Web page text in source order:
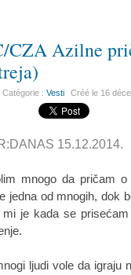
CZA Azilne
Catégorie :Vesti Créé le 16
15.12.2014.
mnogo da pričam
jedna od mnogih, dok
mi je kada se
ljudi vole da igraju